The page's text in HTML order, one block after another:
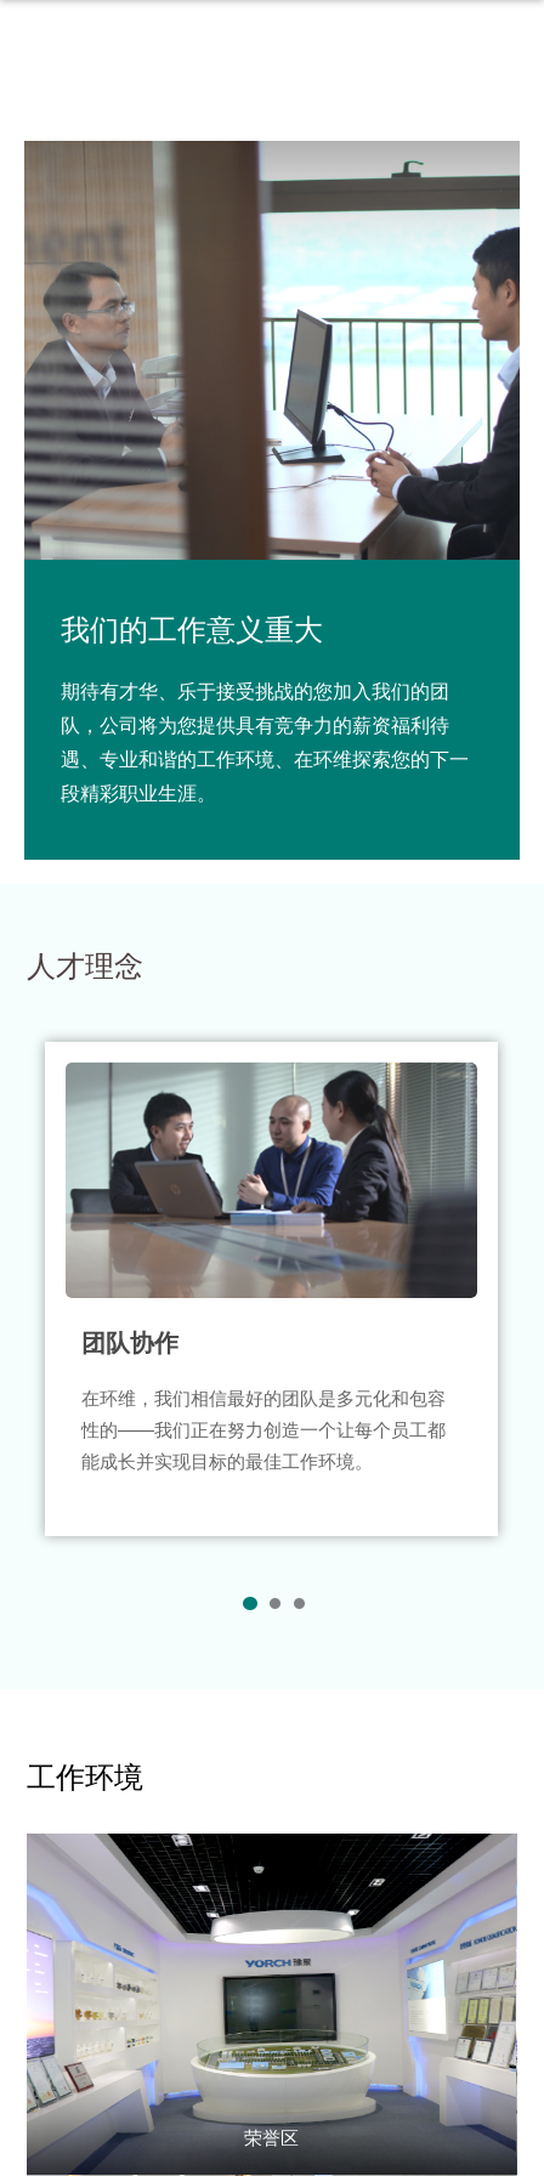
我们的工作意义重大
期待有才华、乐于接受挑战的您加入我们的团
队，公司将为您提供具有竞争力的薪资福利待
遇、专业和谐的工作环境、在环维探索您的下一
段精彩职业生涯。
人才理念
团队协作
在环维，我们相信最好的团队是多元化和包容
性的——我们正在努力创造一个让每个员工都
能成长并实现目标的最佳工作环境。
工作环境
荣誉区